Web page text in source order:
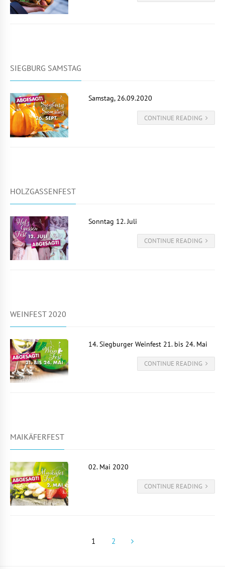
SIEGBURG SAMSTAG
Samstag, 26.09.2020
CONTINUE READING
HOLZGASSENFEST
Sonntag 12. Juli
CONTINUE READING
WEINFEST 2020
14. Siegburger Weinfest 21. bis 24. Mai
CONTINUE READING
MAIKÄFERFEST
02. Mai 2020
CONTINUE READING
1 2